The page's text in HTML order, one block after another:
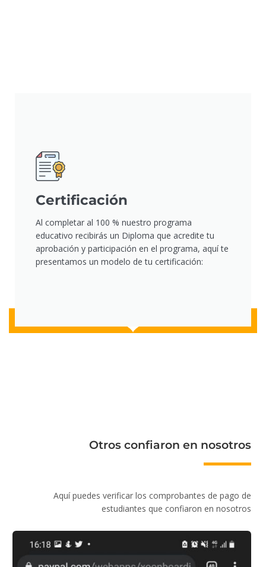
Certificación
Al completar al 100 % nuestro programa
educativo recibirás un Diploma que acredite tu
aprobación y participación en el programa, aquí te
presentamos un modelo de tu certificación:
Otros confiaron en nosotros
Aquí puedes verificar los comprobantes de pago de
estudiantes que confiaron en nosotros